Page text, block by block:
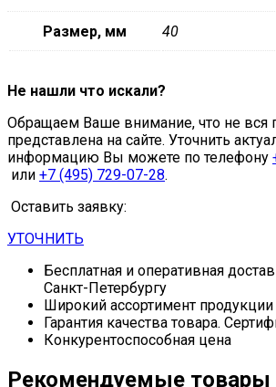
Размер, мм 40
Не нашли что искали?
Обращаем Ваше внимание, что не вся
представлена на сайте. Уточнить
информацию Вы можете по телефону
или +7 (495) 729-07-28.
Оставить заявку:
УТОЧНИТЬ
Бесплатная и оперативная
Санкт-Петербургу
Широкий ассортимент
Гарантия качества товара.
Конкурентоспособная цена
Рекомендуемые товары